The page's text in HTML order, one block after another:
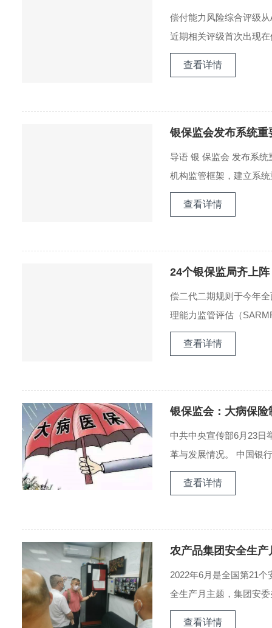
偿付能力风险综合评级
近期相关评级首次出现
查看详情
银保监会发布系统
导语 银 保监会 发布系
机构监管框架，建立系
查看详情
24个银保监局齐上
偿二代二期规则于今年
理能力监管评估（
查看详情
银保监会：大病保
中共中央宣传部6月23日
革与发展情况。 中国银
查看详情
农产品集团安全生
2022年6月是全国第21
全生产月主题，集团安
查看详情